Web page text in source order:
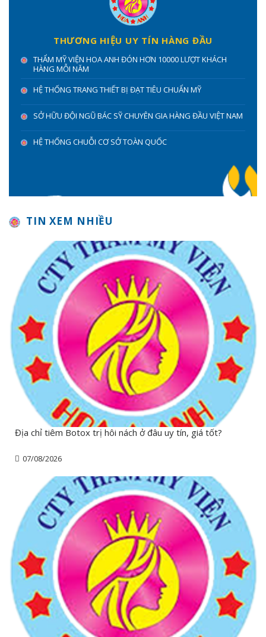
THƯƠNG HIỆU UY TÍN HÀNG ĐẦU
THẨM MỸ VIỆN HOA ANH ĐÓN HƠN 10000 LƯỢT KHÁCH
HÀNG MỖI NĂM
HỆ THỐNG TRANG THIẾT BỊ ĐẠT TIÊU CHUẨN MỸ
SỞ HỮU ĐỘI NGŨ BÁC SỸ CHUYÊN GIA HÀNG ĐẦU VIỆT NAM
HỆ THỐNG CHUỖI CƠ SỞ TOÀN QUỐC
TIN XEM NHIỀU
Địa chỉ tiêm Botox trị hôi nách ở đâu uy tín, giá tốt?
07/08/2026